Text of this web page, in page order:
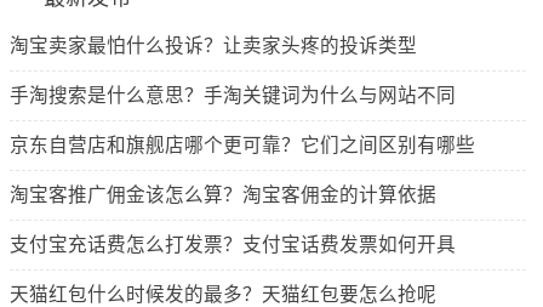
淘宝卖家最怕什么投诉？让卖家头疼的投诉类型
手淘搜索是什么意思？手淘关键词为什么与网站不同
京东自营店和旗舰店哪个更可靠？它们之间区别有哪些
淘宝客推广佣金该怎么算？淘宝客佣金的计算依据
支付宝充话费怎么打发票？支付宝话费发票如何开具
天猫红包什么时候发的最多？天猫红包要怎么抢呢